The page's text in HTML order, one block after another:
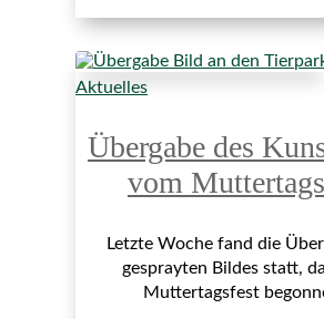
Aktuelles
Übergabe des
vom
Letzte Woche fand die
gesprayten Bildes statt,
Muttertagsfest